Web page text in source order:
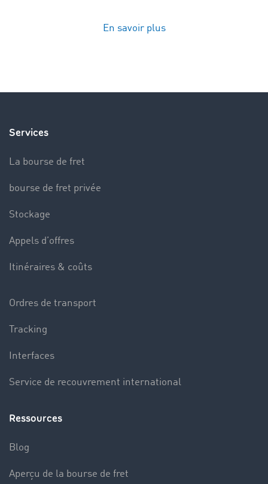
En savoir plus
Services
La bourse de fret
bourse de fret privée
Stockage
Appels d’offres
Itinéraires & coûts
Ordres de transport
Tracking
Interfaces
Service de recouvrement international
Ressources
Blog
Aperçu de la bourse de fret